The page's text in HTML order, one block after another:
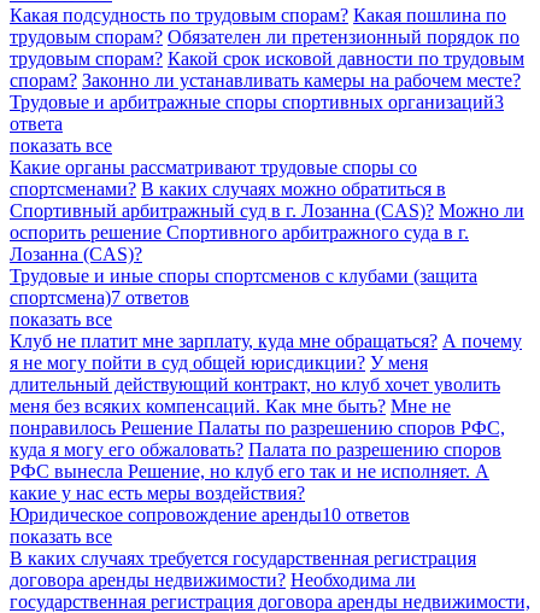
Какая подсудность по трудовым спорам? Какая пошлина по
трудовым спорам? Обязателен ли претензионный порядок по
трудовым спорам? Какой срок исковой давности по трудовым
спорам? Законно ли устанавливать камеры на рабочем месте?
Трудовые и арбитражные споры спортивных организаций3
ответа
показать все
Какие органы рассматривают трудовые споры со
спортсменами? В каких случаях можно обратиться в
Спортивный арбитражный суд в г. Лозанна (CAS)? Можно ли
оспорить решение Спортивного арбитражного суда в г.
Лозанна (CAS)?
Трудовые и иные споры спортсменов с клубами (защита
спортсмена)7 ответов
показать все
Клуб не платит мне зарплату, куда мне обращаться? А почему
я не могу пойти в суд общей юрисдикции? У меня
длительный действующий контракт, но клуб хочет уволить
меня без всяких компенсаций. Как мне быть? Мне не
понравилось Решение Палаты по разрешению споров РФС,
куда я могу его обжаловать? Палата по разрешению споров
РФС вынесла Решение, но клуб его так и не исполняет. А
какие у нас есть меры воздействия?
Юридическое сопровождение аренды10 ответов
показать все
В каких случаях требуется государственная регистрация
договора аренды недвижимости? Необходима ли
государственная регистрация договора аренды недвижимости,